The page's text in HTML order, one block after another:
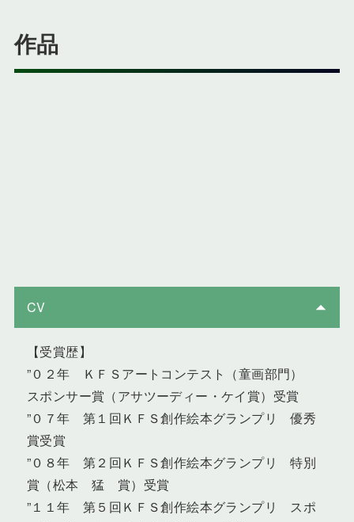
作品
CV
【受賞歴】
”０２年 ＫＦＳアートコンテスト（童画部門）
スポンサー賞（アサツーディー・ケイ賞）受賞
”０７年 第１回ＫＦＳ創作絵本グランプリ 優秀
賞受賞
”０８年 第２回ＫＦＳ創作絵本グランプリ 特別
賞（松本 猛 賞）受賞
”１１年 第５回ＫＦＳ創作絵本グランプリ スポ